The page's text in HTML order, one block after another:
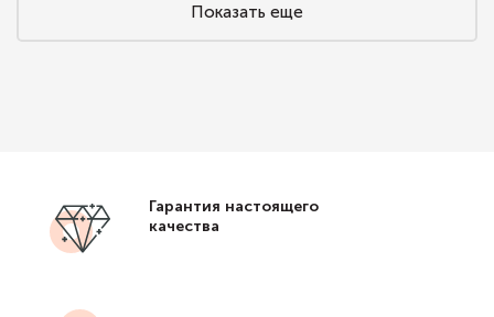
Показать еще
Гарантия настоящего
качества